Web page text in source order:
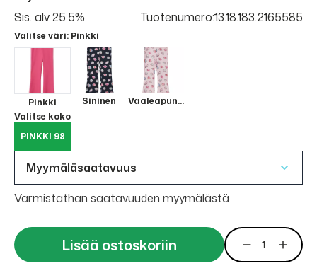
Sis. alv 25.5% Tuotenumero:13.18.183.2165585
Valitse väri: Pinkki
Pinkki Sininen
Vaaleapunainen
Valitse koko
PINKKI 98
Myymäläsaatavuus
Varmistathan saatavuuden myymälästä
Lisää ostoskoriin